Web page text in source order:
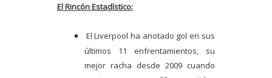
El Rincón Estadístico:
El Liverpool ha anotado gol en sus
últimos 11 enfrentamientos, su
mejor racha desde 2009 cuando